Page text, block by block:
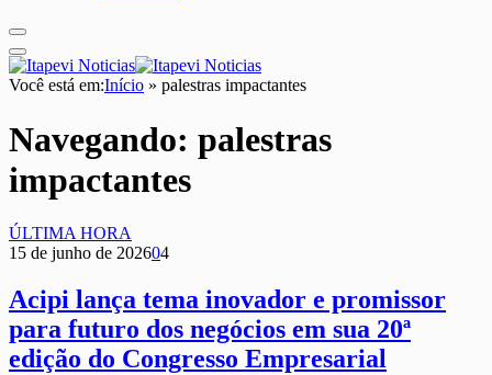
Você está em:Início » palestras impactantes
Navegando: palestras
impactantes
ÚLTIMA HORA
15 de junho de 202604
Acipi lança tema inovador e promissor
para futuro dos negócios em sua 20ª
edição do Congresso Empresarial